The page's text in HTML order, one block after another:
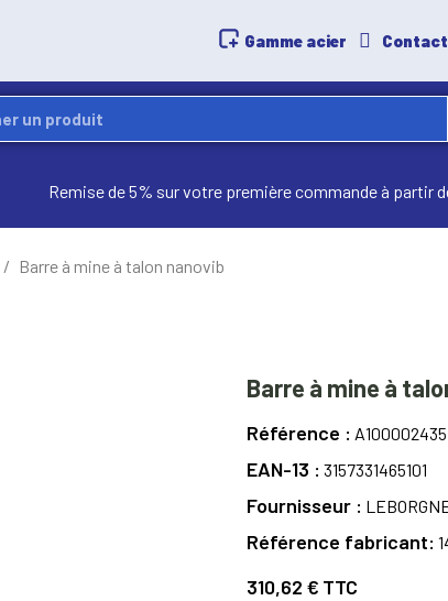
Gamme acier
Remise de 5% sur votre première commande à partir
Barre à mine à talon nanovib
Barre à mine à
Référence A100002435
EAN-13 3157331465101
Fournisseur
Référence fabricant
310,62 € TTC